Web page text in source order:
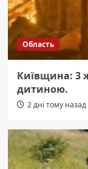
Область
Київщина: 3
дитиною.
2 дні тому назад